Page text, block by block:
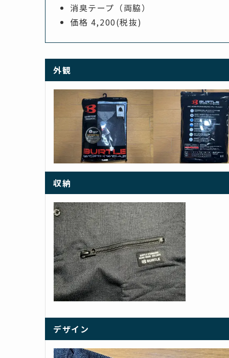
消臭テープ（両脇）
価格 4,200(税抜)
外観
収納
デザイン